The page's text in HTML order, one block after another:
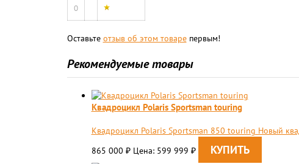
0
Оставьте отзыв об этом товарепервым!
Рекомендуемые товары
Квадроцикл Polaris Sportsman touring
Квадроцикл Polaris Sportsman 850 touring Новый
865 000 ₽ Цена: 599 999 ₽